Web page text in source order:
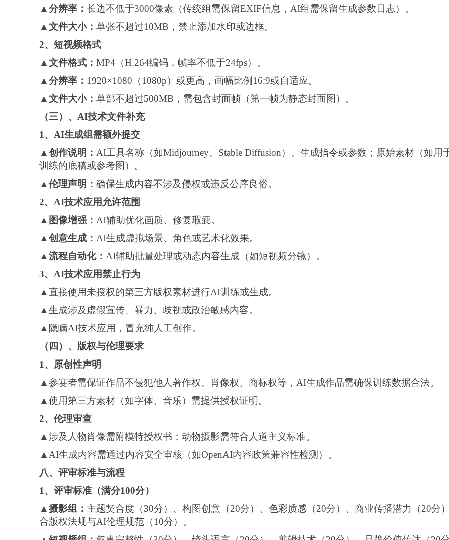
▲分辨率： 长边不低于3000像素（传统组需保留EXIF信息，AI组需保留生成参数日志）。
▲文件大小： 单张不超过10MB，禁止添加水印或边框。
2、 短视频格式
▲文件格式： MP4（H.264编码，帧率不低于24fps）。
▲分辨率： 1920×1080（1080p）或更高，画幅比例16:9或自适应。
▲文件大小： 单部不超过500MB，需包含封面帧（第一帧为静态封面图）。
（三） 、 AI技术文件补充
1、 AI生成组需额外提交
▲创作说明： AI工具名称（如Midjourney、Stable Diffusion）、生成指令或参数 ； 原始素材（如用
训练的底稿或参考图）。
▲伦理声明： 确保生成内容不涉及侵权或违反公序良俗。
2、 AI技术应用允许范围
▲图像增强： AI辅助优化画质、修复瑕疵。
▲创意生成： AI生成虚拟场景、角色或艺术化效果。
▲流程自动化： AI辅助批量处理或动态内容生成（如短视频分镜）。
3、 AI技术应用禁止行为
▲直接使用未授权的第三方版权素材进行AI训练或生成。
▲生成涉及虚假宣传、暴力、歧视或政治敏感内容。
▲隐瞒AI技术应用，冒充纯人工创作。
（四） 、版权与伦理要求
1、 原创性声明
▲参赛者需保证作品不侵犯他人著作权、肖像权、商标权等，AI生成作品需确保训练数据合法。
▲使用第三方素材（如字体、音乐）需提供授权证明。
2、 伦理审查
▲涉及人物肖像需附模特授权书；动物摄影需符合人道主义标准。
▲AI生成内容需通过内容安全审核（如OpenAI内容政策兼容性检测）。
八、评审标准与流程
1、 评审标准（满分100分）
▲摄影组 ： 主题契合度（30分）、构图创意（20分）、色彩质感（20分）、商业传播潜力（20分
合版权法规与AI伦理规范（10分） 。